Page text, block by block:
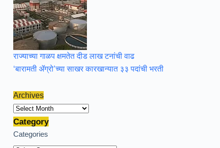
राज्याच्या गाळप क्षमतेत दीड लाख टनांची वाढ
‘बारामती ॲग्रो’च्या साखर कारखान्यात ३३ पदांची भरती
Archives
Archives
Category
Categories